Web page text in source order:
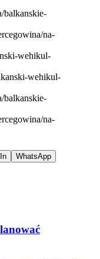
balkanskie-
na-
wehikul-
wehikul-
balkanskie-
na-
WhatsApp